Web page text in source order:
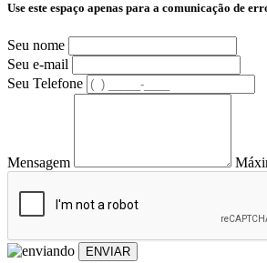
Use este espaço apenas para a comunicação de
Seu nome
Seu e-mail
Seu Telefone
Mensagem
ENVIAR